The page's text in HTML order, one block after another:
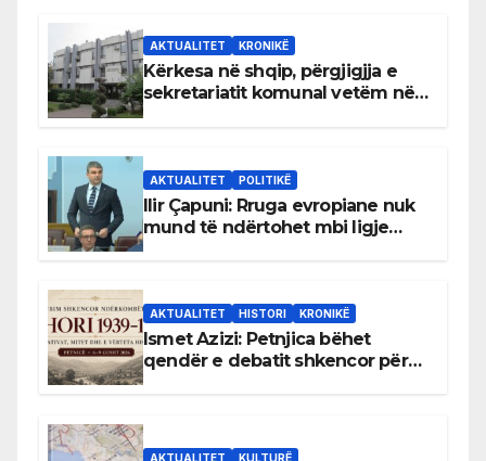
AKTUALITET KRONIKË
Kërkesa në shqip, përgjigjja e
sekretariatit komunal vetëm në
AKTUALITET POLITIKË
Ilir Çapuni: Rruga evropiane nuk
mund të ndërtohet mbi ligje
AKTUALITET HISTORI KRONIKË
Ismet Azizi: Petnjica bëhet
qendër e debatit shkencor për
AKTUALITET KULTURË